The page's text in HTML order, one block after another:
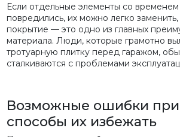
Если отдельные элементы со
повредились, их можно легко
покрытие — это одно из главных
материала. Люди, которые грамотно
тротуарную плитку перед гаражом,
сталкиваются с проблемами
Возможные ошибки при
способы их избежать